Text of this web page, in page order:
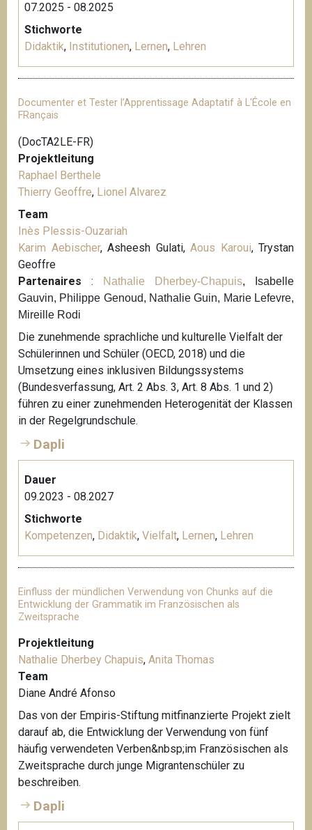
07.2025 - 08.2025
Stichworte
Didaktik, Institutionen, Lernen, Lehren
Documenter et Tester l’Apprentissage Adaptatif à L'École en
FRançais
(DocTA2LE-FR)
Projektleitung
Raphael Berthele
Thierry Geoffre, Lionel Alvarez
Team
Inès Plessis-Ouzariah
Karim Aebischer, Asheesh Gulati, Aous Karoui, Trystan
Geoffre
Partenaires : Nathalie Dherbey-Chapuis, Isabelle
Gauvin, Philippe Genoud, Nathalie Guin, Marie Lefevre,
Mireille Rodi
Die zunehmende sprachliche und kulturelle Vielfalt der
Schülerinnen und Schüler (OECD, 2018) und die
Umsetzung eines inklusiven Bildungssystems
(Bundesverfassung, Art. 2 Abs. 3, Art. 8 Abs. 1 und 2)
führen zu einer zunehmenden Heterogenität der Klassen
in der Regelgrundschule.
Dapli
Dauer
09.2023 - 08.2027
Stichworte
Kompetenzen, Didaktik, Vielfalt, Lernen, Lehren
Einfluss der mündlichen Verwendung von Chunks auf die
Entwicklung der Grammatik im Französischen als
Zweitsprache
Projektleitung
Nathalie Dherbey Chapuis, Anita Thomas
Team
Diane André Afonso
Das von der Empiris-Stiftung mitfinanzierte Projekt zielt
darauf ab, die Entwicklung der Verwendung von fünf
häufig verwendeten Verben&nbsp;im Französischen als
Zweitsprache durch junge Migrantenschüler zu
beschreiben.
Dapli